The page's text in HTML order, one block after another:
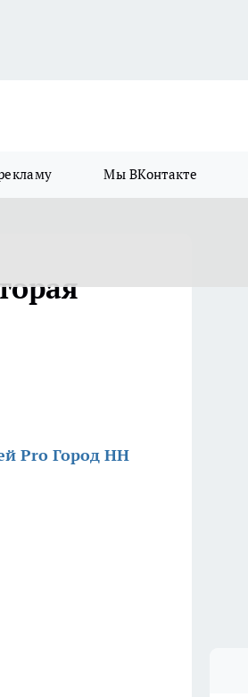
Мы ВКонтакте
Pro Город НН